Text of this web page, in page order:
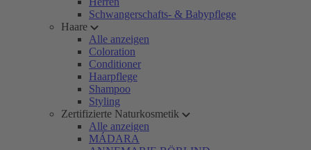
Schwangerschafts- & Babypflege
Haare
Alle anzeigen
Coloration
Conditioner
Haarpflege
Shampoo
Styling
Zertifizierte Naturkosmetik
Alle anzeigen
MÁDARA